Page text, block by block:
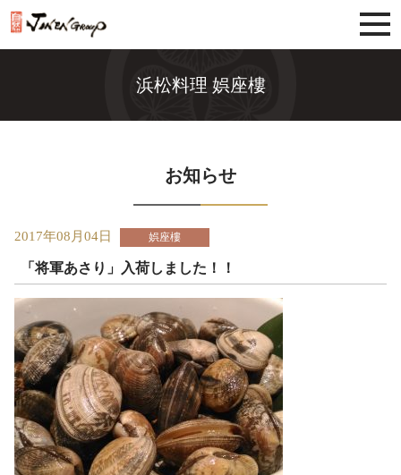
浜松料理 娯座樓
お知らせ
2017年08月04日 娯座樓
「将軍あさり」入荷しました！！